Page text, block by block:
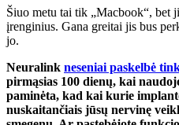
Šiuo metu tai tik „Macbook“, bet
įrenginius. Gana greitai jis bus
jo.
Neuralink neseniai paskelbė
pirmąsias 100 dienų, kai
paminėta, kad kai kurie
nuskaitančiais jūsų nervinę